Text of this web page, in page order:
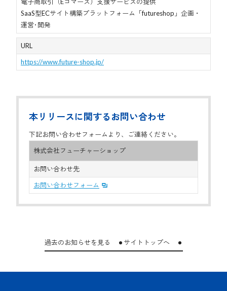
SaaS型ECサイト構築プラットフォーム「futureshop」企画・
運営･開発
URL
https://www.future-shop.jp/
本リリースに関するお問い合わせ
下記お問い合わせフォームより、ご連絡ください。
株式会社フューチャーショップ
お問い合わせ先
お問い合わせフォーム
過去のお知らせを見る サイトトップへ